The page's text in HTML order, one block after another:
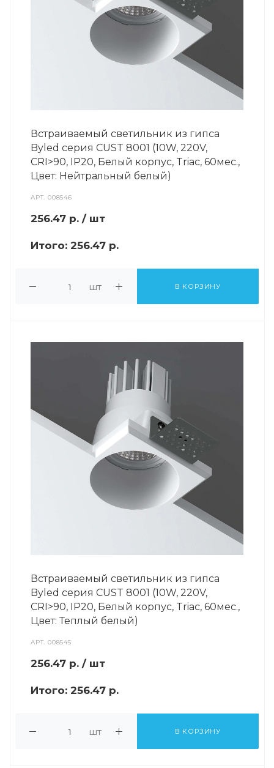
Встраиваемый светильник из гипса
Byled серия CUST 8001 (10W, 220V,
CRI>90, IP20, Белый корпус, Triac, 60мес.,
Цвет: Нейтральный белый)
АРТ.008546
256.47 р. / шт
Итого: 256.47 р.
шт В КОРЗИНУ
Встраиваемый светильник из гипса
Byled серия CUST 8001 (10W, 220V,
CRI>90, IP20, Белый корпус, Triac, 60мес.,
Цвет: Теплый белый)
АРТ.008545
256.47 р. / шт
Итого: 256.47 р.
шт В КОРЗИНУ